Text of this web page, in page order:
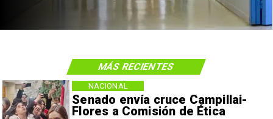
Senado envía cruce Campillai-
Flores a Comisión de Ética
NACIONAL
MÁS RECIENTES